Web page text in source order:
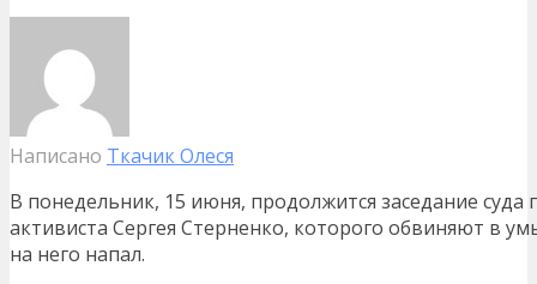
Написано Ткачик Олеся
В понедельник, 15 июня, продолжится заседание
активиста Сергея Стерненко, которого обвиняют в
на него напал.